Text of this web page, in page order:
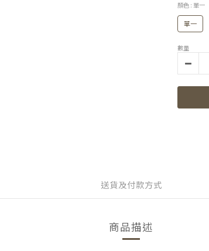
顏色 : 單一
單一
數量
送貨及付款方式
商品描述